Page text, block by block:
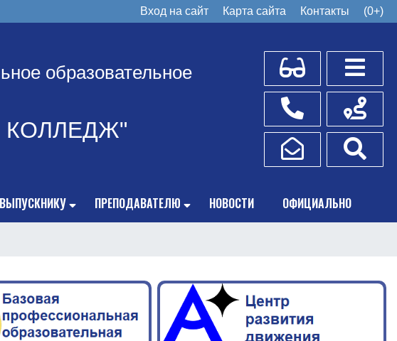
Вход на сайт Карта сайта Контакты (0+)
образовательное
КОЛЛЕДЖ"
Для слабовидящих
Телефоны
Написать обращение
Схема
ВЫПУСКНИКУ ПРЕПОДАВАТЕЛЮ НОВОСТИ ОФИЦИАЛЬНО